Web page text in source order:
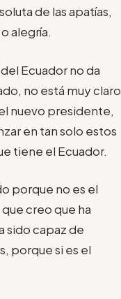
de las apatías,
alegría.
Ecuador no da
no está muy claro
nuevo presidente,
en tan solo estos
tiene el Ecuador.
porque no es el
creo que ha
sido capaz de
porque si es el